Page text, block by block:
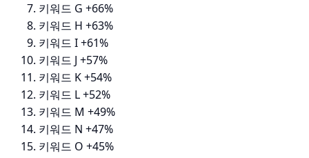
키워드 G +66%
키워드 H +63%
키워드 I+61%
키워드 J +57%
키워드 K+54%
키워드 L+52%
키워드 M +49%
키워드 N +47%
키워드 O +45%